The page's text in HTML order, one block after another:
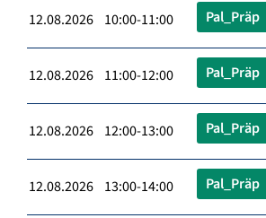
12.08.2026 10:00-11:00 Pal_Präp
12.08.2026 11:00-12:00 Pal_Präp
12.08.2026 12:00-13:00 Pal_Präp
12.08.2026 13:00-14:00 Pal_Präp